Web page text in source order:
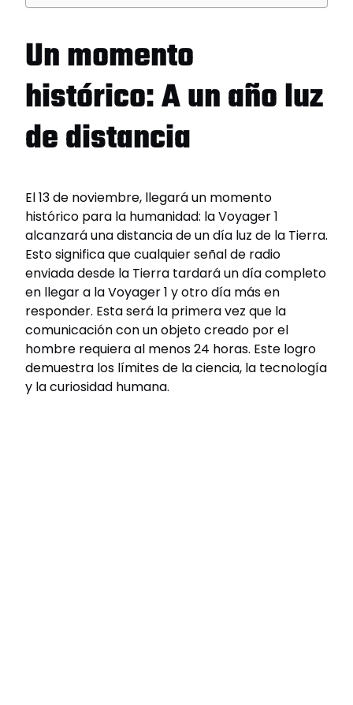
Un momento
histórico: A un año luz
de distancia
El 13 de noviembre, llegará un momento
histórico para la humanidad: la Voyager 1
alcanzará una distancia de un día luz de la Tierra.
Esto significa que cualquier señal de radio
enviada desde la Tierra tardará un día completo
en llegar a la Voyager 1 y otro día más en
responder. Esta será la primera vez que la
comunicación con un objeto creado por el
hombre requiera al menos 24 horas. Este logro
demuestra los límites de la ciencia, la tecnología
y la curiosidad humana.